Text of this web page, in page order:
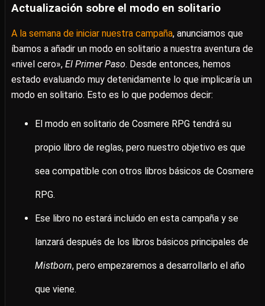
Actualización sobre el modo en solitario
A la semana de iniciar nuestra campaña, anunciamos que
íbamos a añadir un modo en solitario a nuestra aventura de
«nivel cero», El Primer Paso. Desde entonces, hemos
estado evaluando muy detenidamente lo que implicaría un
modo en solitario. Esto es lo que podemos decir:
El modo en solitario de Cosmere RPG tendrá su
propio libro de reglas, pero nuestro objetivo es que
sea compatible con otros libros básicos de Cosmere
RPG.
Ese libro no estará incluido en esta campaña y se
lanzará después de los libros básicos principales de
Mistborn, pero empezaremos a desarrollarlo el año
que viene.